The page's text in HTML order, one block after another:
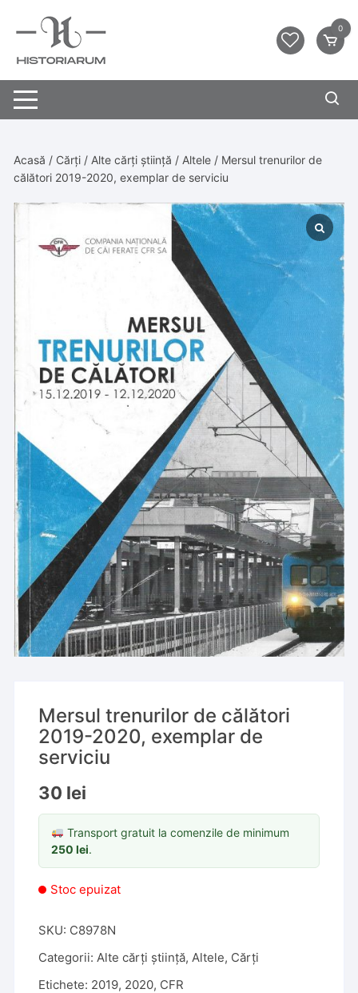
0
Acasă / Cărți / Alte cărți știință / Altele / Mersul trenurilor de
călători 2019-2020, exemplar de serviciu
Mersul trenurilor de călători
2019-2020, exemplar de
serviciu
30 lei
Transport gratuit la comenzile de minimum
250lei.
Stoc epuizat
SKU: C8978N
Categorii:Alte cărți știință,Altele, Cărți
Etichete: 2019, 2020, CFR